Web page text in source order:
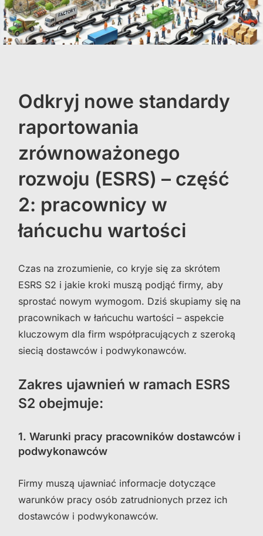
Odkryj nowe standardy
raportowania
zrównoważonego
rozwoju (ESRS) – część
2: pracownicy w
łańcuchu wartości
Czas na zrozumienie, co kryje się za skrótem
ESRS S2 i jakie kroki muszą podjąć firmy, aby
sprostać nowym wymogom. Dziś skupiamy się na
pracownikach w łańcuchu wartości – aspekcie
kluczowym dla firm współpracujących z szeroką
siecią dostawców i podwykonawców.
Zakres ujawnień w ramach ESRS
S2 obejmuje:
1. Warunki pracy pracowników dostawców i
podwykonawców
Firmy muszą ujawniać informacje dotyczące
warunków pracy osób zatrudnionych przez ich
dostawców i podwykonawców.